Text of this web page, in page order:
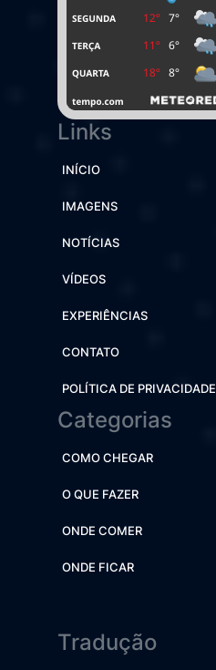
Links
INÍCIO
IMAGENS
NOTÍCIAS
VÍDEOS
EXPERIÊNCIAS
CONTATO
POLÍTICA DE PRIVACIDADE
Categorias
COMO CHEGAR
O QUE FAZER
ONDE COMER
ONDE FICAR
Tradução